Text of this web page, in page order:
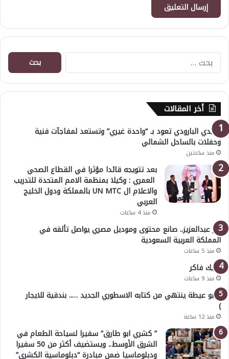
البحث
عن:
أخر المقالات
هايدي البارودي تعود بـ “واحدة غيري” وتستعد لمفاجآت فنية
وحفلات بالساحل الشمالي
منذ ساعتين
بعد تتويجه قائدا مؤثرا في القطاع الصحي
العمري : وكيلا بمنظمة الامم المتحدة للتدريب
والاعلام ال UN MTC بالمملكة ودول الخليج
العربي
منذ 4 ساعات
بدر عبدالعزيز.. صانع محتوى وموديل مصري يواصل تألقه في
المملكة العربية السعودية
منذ 5 ساعات
خليك فاكر
منذ 9 ساعات
( أبو عيطة ينتهي من كتابه الاسطوري الجديد ….. بندقية للايجار
)
منذ 12 ساعة
” كشري ابو طارق” سفيرا لسياحة الطعام في
الشرق الأوسط.. ويستضيف أكثر من 50 سفيرا
ودبلوماسيا ضمن مبادرة “دبلوماسية الكشري”